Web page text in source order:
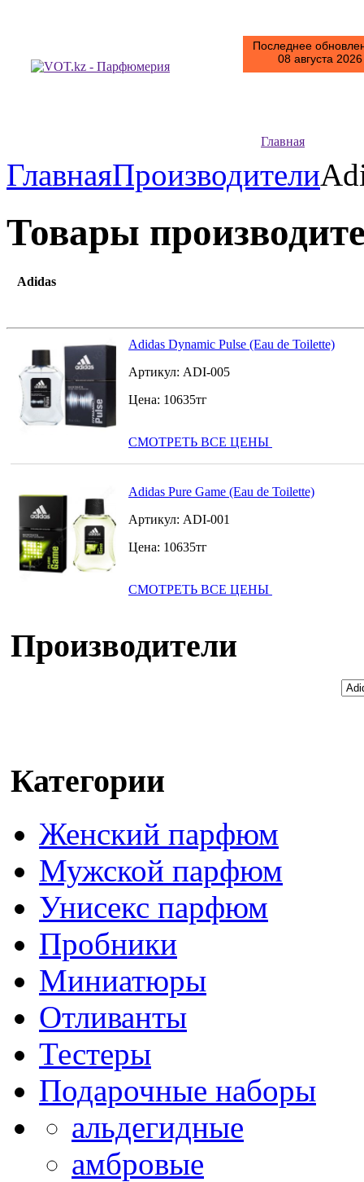
Последнее
08 августа
Главная
ГлавнаяПроизводители
Товары
Adidas
Adidas Dynamic Pulse (Eau de Toilette)
Артикул: ADI-005
Цена: 10635тг
СМОТРЕТЬ ВСЕ ЦЕНЫ
Adidas Pure Game (Eau de Toilette)
Артикул: ADI-001
Цена: 10635тг
СМОТРЕТЬ ВСЕ ЦЕНЫ
Производители
Категории
Женский парфюм
Мужской парфюм
Унисекс парфюм
Пробники
Миниатюры
Отливанты
Тестеры
Подарочные наборы
альдегидные
амбровые